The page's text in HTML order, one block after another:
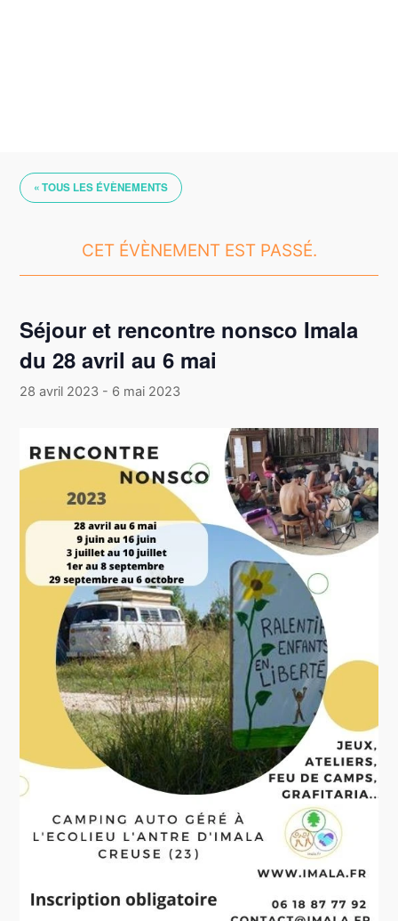
« TOUS LES ÉVÈNEMENTS
CET ÉVÈNEMENT EST PASSÉ.
Séjour et rencontre nonsco Imala
du 28 avril au 6 mai
28 avril 2023 - 6 mai 2023